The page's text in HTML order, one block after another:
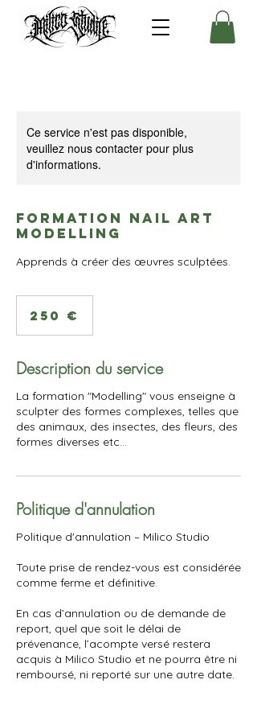
Ce service n'est pas disponible,
veuillez nous contacter pour plus
d'informations.
Formation Nail art
Modelling
Apprends à créer des œuvres sculptées.
250 €
Description du service
La formation "Modelling" vous enseigne à
sculpter des formes complexes, telles que
des animaux, des insectes, des fleurs, des
formes diverses etc...
Politique d'annulation
Politique d'annulation – Milico Studio
Toute prise de rendez-vous est considérée
comme ferme et définitive.
En cas d’annulation ou de demande de
report, quel que soit le délai de
prévenance, l’acompte versé restera
acquis à Milico Studio et ne pourra être ni
remboursé, ni reporté sur une autre date.